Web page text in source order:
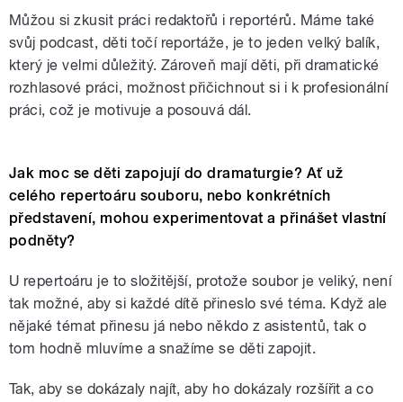
Můžou si zkusit práci redaktořů i reportérů. Máme také
svůj podcast, děti točí reportáže, je to jeden velký balík,
který je velmi důležitý. Zároveň mají děti, při dramatické
rozhlasové práci, možnost přičichnout si i k profesionální
práci, což je motivuje a posouvá dál.
Jak moc se děti zapojují do dramaturgie? Ať už
celého repertoáru souboru, nebo konkrétních
představení, mohou experimentovat a přinášet vlastní
podněty?
U repertoáru je to složitější, protože soubor je veliký, není
tak možné, aby si každé dítě přineslo své téma. Když ale
nějaké témat přinesu já nebo někdo z asistentů, tak o
tom hodně mluvíme a snažíme se děti zapojit.
Tak, aby se dokázaly najít, aby ho dokázaly rozšířit a co